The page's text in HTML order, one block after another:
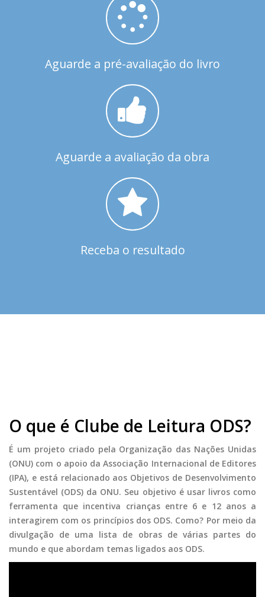
Aguarde a pré-avaliação do livro
Aguarde a avaliação da obra
Receba o resultado
O que é Clube de Leitura ODS?
É um projeto criado pela Organização das Nações Unidas
(ONU) com o apoio da Associação Internacional de Editores
(IPA), e está relacionado aos Objetivos de Desenvolvimento
Sustentável (ODS) da ONU. Seu objetivo é usar livros como
ferramenta que incentiva crianças entre 6 e 12 anos a
interagirem com os princípios dos ODS. Como? Por meio da
divulgação de uma lista de obras de várias partes do
mundo e que abordam temas ligados aos ODS.